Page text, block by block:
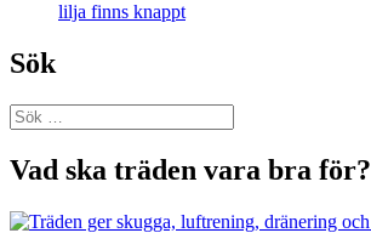
lilja finns knappt
Sök
Sök
efter:
Vad ska träden vara bra för?